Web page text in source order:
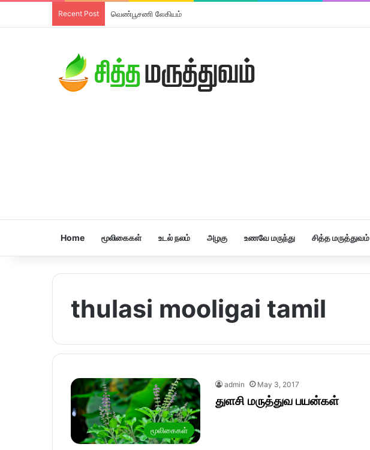
Recent Post வெண்பூசணி லேகியம்
Home மூலிகைகள் உடல் நலம் அழகு உணவே மருந்து சித்த மருத்துவம்
thulasi mooligai tamil
மூலிகைகள்
admin May 3, 2017
துளசி மருத்துவ பயன்கள்